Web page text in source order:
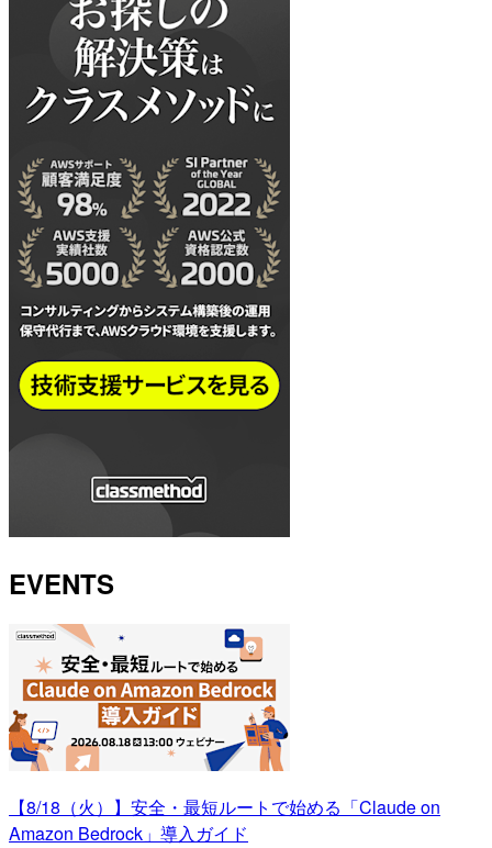
EVENTS
【8/18（火）】安全・最短ルートで始める「Claude on
Amazon Bedrock」導入ガイド